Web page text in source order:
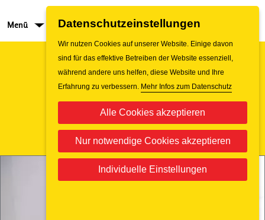
Menü Datenschutzeinstellungen
Wir nutzen Cookies auf unserer Website. Einige davon
sind für das effektive Betreiben der Website essenziell,
während andere uns helfen, diese Website und Ihre
Erfahrung zu verbessern. Mehr Infos zum Datenschutz
Alle Cookies akzeptieren
Nur notwendige Cookies akzeptieren
Individuelle Einstellungen